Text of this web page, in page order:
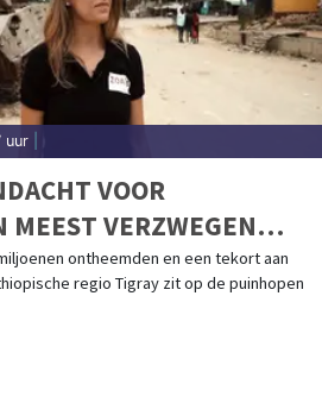
uur
VOOR
MEEST VERZWEGEN
EEUW
ontheemden en een tekort aan
regio Tigray zit op de puinhopen